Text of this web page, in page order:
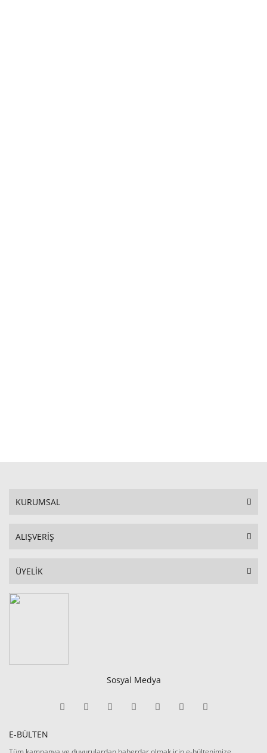
KURUMSAL
ALIŞVERİŞ
ÜYELİK
Sosyal Medya
E-BÜLTEN